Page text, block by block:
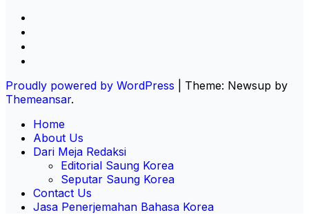
Proudly powered by WordPress
Theme: Newsup by
Themeansar.
Home
About Us
Dari Meja Redaksi
Editorial Saung Korea
Seputar Saung Korea
Contact Us
Jasa Penerjemahan Bahasa Korea